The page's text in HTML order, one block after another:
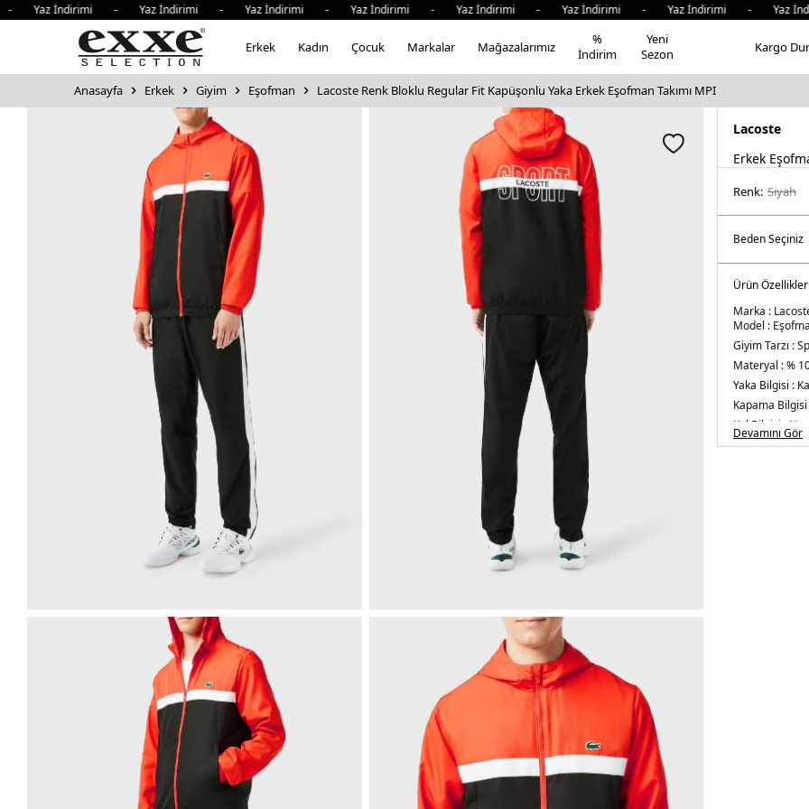
İndirimi - Yaz İndirimi - Yaz İndirimi - Yaz İndirimi - Yaz İndirimi - Yaz İndirimi - Yaz İndirimi - Yaz
Erkek Kadın Çocuk Markalar Mağazalarımız
%
İndirim
Yeni
Sezon
Kargo
Anasayfa Erkek Giyim Eşofman Lacoste Renk Bloklu Regular Fit Kapüşonlu Yaka Erkek Eşofman Takımı MPI
Lacoste
Erkek
Renk: si̇yah
Ürün Özellikleri
Marka :
Model :
Giyim Tarzı :
Materyal :%
Yaka Bilgisi :
Kapama Bilgisi
Kol Bilgisi :
Cep Bilgisi :
Devamını Gör